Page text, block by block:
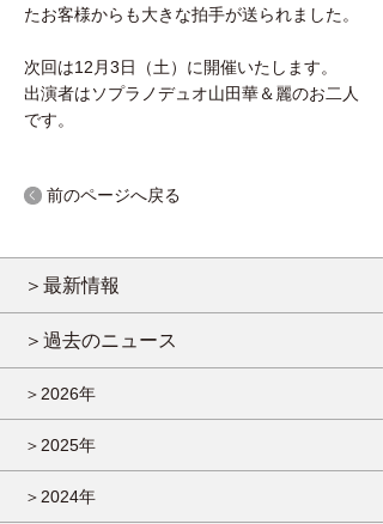
たお客様からも大きな拍手が送られました。
次回は12月3日（土）に開催いたします。
出演者はソプラノデュオ山田華＆麗のお二人
です。
前のページへ戻る
＞最新情報
＞過去のニュース
＞2026年
＞2025年
＞2024年